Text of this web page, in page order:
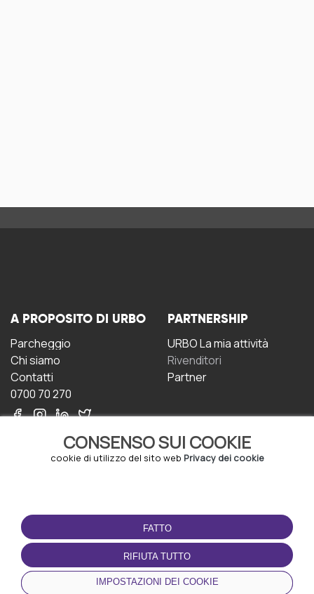
CONSENSO SUI COOKIE
cookie di utilizzo del sito web Privacy dei cookie
FATTO
RIFIUTA TUTTO
IMPOSTAZIONI DEI COOKIE
A PROPOSITO DI URBO
Parcheggio
Chi siamo
Contatti
0700 70 270
PARTNERSHIP
URBO La mia attività
Rivenditori
Partner
CONDIZIONI D'USO
Termini e Condizioni
Politica sulla riservatezza
Gestione dei Cookie
SCARICA L'APP